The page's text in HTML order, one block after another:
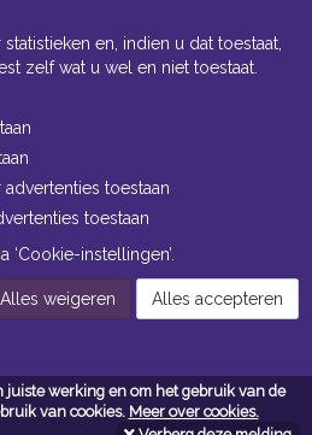
juiste werking en om het gebruik van de
van cookies. Meer over cookies.
en, indien u dat toestaat,
zelf wat u wel en niet toestaat.
toestaan
toestaan
‘Cookie-instellingen’.
Alles weigeren Alles accepteren